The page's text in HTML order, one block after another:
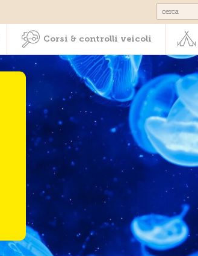
Corsi & controlli
Corsi & controlli veicoli